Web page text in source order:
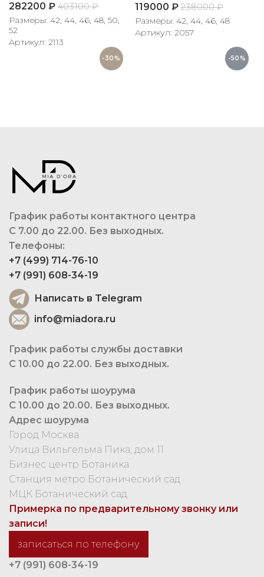
-30%
282200 ₽ 403100₽
Размеры: 42, 44, 46, 48, 50,
52
Артикул: 2113
-50%
119000 ₽ 238000₽
Размеры: 42, 44, 46, 48
Артикул: 2057
График работы контактного центра
С 7.00 до 22.00. Без выходных.
Телефоны:
+7 (499) 714-76-10
+7 (991) 608-34-19
Написать в Telegram
info@miadora.ru
График работы службы доставки
С 10.00 до 22.00. Без выходных.
График работы шоурума
С 10.00 до 20.00. Без выходных.
Адрес шоурума
Город Москва
Улица Вильгельма Пика, дом 11
Бизнес центр Ботаника
Станция метро Ботанический сад
МЦК Ботанический сад
Примерка по предварительному звонку или
записи!
записаться по телефону
+7 (991) 608-34-19